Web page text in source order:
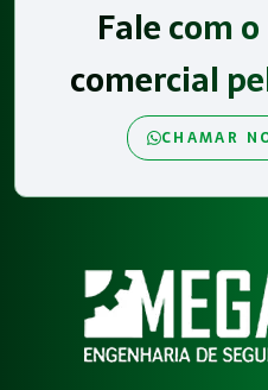
Fale com
comercial
CHAMAR